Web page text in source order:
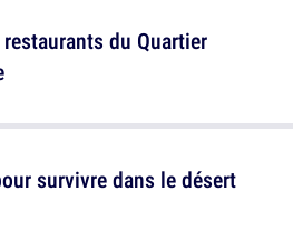
du Quartier
survivre dans le désert